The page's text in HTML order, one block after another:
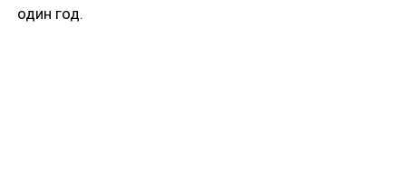
один год.